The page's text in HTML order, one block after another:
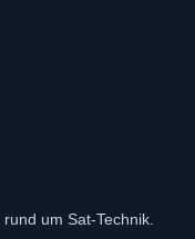
um Sat-Technik.